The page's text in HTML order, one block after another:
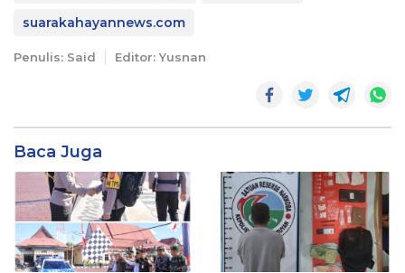
suarakahayannews.com
Penulis: Said Editor: Yusnan
Baca Juga